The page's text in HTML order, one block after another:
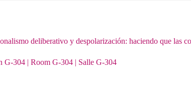
deliberativo y despolarización: haciendo que las
G-304 | Room G-304 | Salle G-304